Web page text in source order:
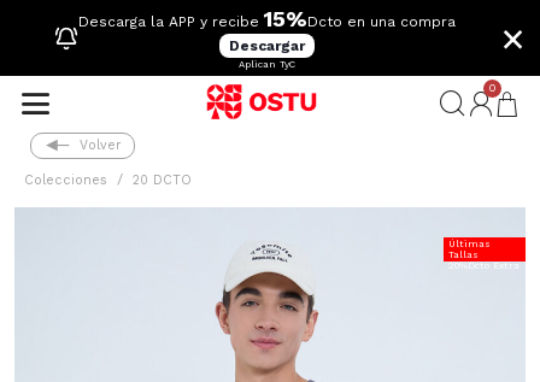
Descarga la APP y recibe 15%Dcto en una compra
Descargar
Aplican TyC
×
0
Volver
Colecciones 20 DCTO
Últimas
Tallas
20%Dcto Extra